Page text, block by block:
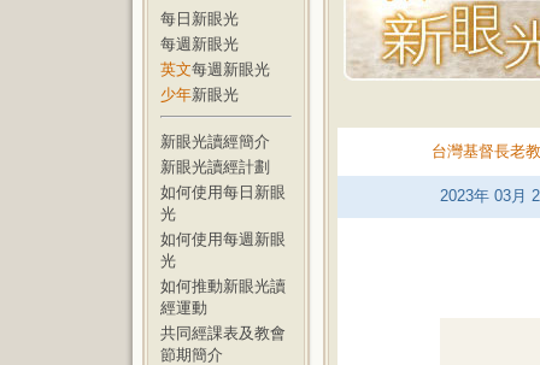
每日新眼光
每週新眼光
英文每週新眼光
少年新眼光
新眼光讀經簡介
新眼光讀經計劃
如何使用每日新眼
光
如何使用每週新眼
光
如何推動新眼光讀
經運動
共同經課表及教會
節期簡介
台灣基督長老
2023年 03月